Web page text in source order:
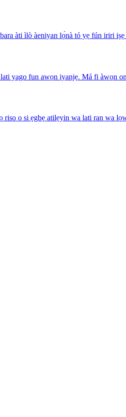
àti ìlò àeniyan lọ́nà tó yẹ fún iriri
yago fun awọn iyanjẹ. Má fi àwọn
o si ẹgbẹ atilẹyin wa lati ran wa